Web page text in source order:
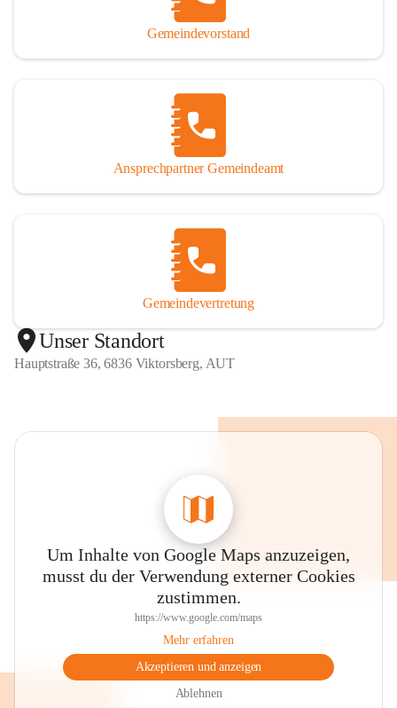
Gemeindevorstand
Ansprechpartner Gemeindeamt
Gemeindevertretung
Unser Standort
Hauptstraße 36, 6836 Viktorsberg, AUT
Um Inhalte von Google Maps anzuzeigen,
musst du der Verwendung externer Cookies
zustimmen.
https://www.google.com/maps
Mehr erfahren
Akzeptieren und anzeigen
Ablehnen